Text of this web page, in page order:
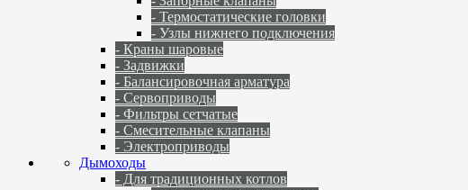
- Термостатические головки
- Узлы нижнего подключения
- Краны шаровые
- Задвижки
- Балансировочная арматура
- Сервоприводы
- Фильтры сетчатые
- Смесительные клапаны
- Электроприводы
Дымоходы
- Для традиционных котлов